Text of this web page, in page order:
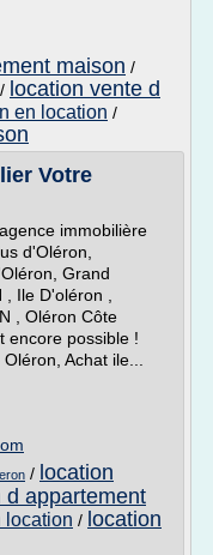
maison /
/ location vente d
en location /
Votre
immobilière
d'Oléron,
Grand
Ile D'oléron ,
, Oléron Côte
encore possible !
Achat ile...
/ location
d appartement
location / location